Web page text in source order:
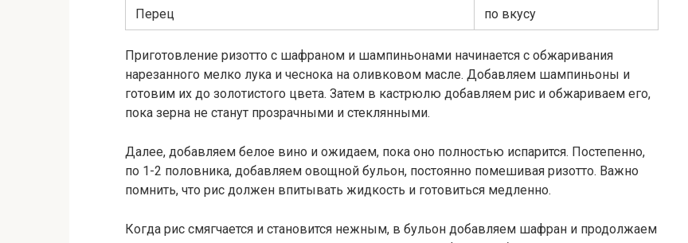
Перец по вкусу
Приготовление ризотто с шафраном и шампиньонами начинается с обжаривания
нарезанного мелко лука и чеснока на оливковом масле. Добавляем шампиньоны и
готовим их до золотистого цвета. Затем в кастрюлю добавляем рис и обжариваем его,
пока зерна не станут прозрачными и стеклянными.
Далее, добавляем белое вино и ожидаем, пока оно полностью испарится. Постепенно,
по 1-2 половника, добавляем овощной бульон, постоянно помешивая ризотто. Важно
помнить, что рис должен впитывать жидкость и готовиться медленно.
Когда рис смягчается и становится нежным, в бульон добавляем шафран и продолжаем